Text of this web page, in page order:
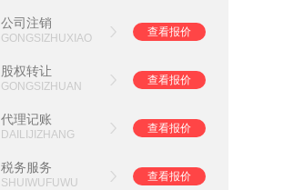
公司注销
GONGSIZHUXIAO
查看报价
股权转让
GONGSIZHUAN
查看报价
代理记账
DAILIJIZHANG
查看报价
税务服务
SHUIWUFUWU
查看报价